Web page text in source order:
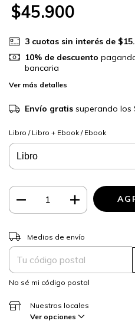
$45.900
3 cuotas sin interés de
10% de descuento
bancaria
Ver más detalles
Envío gratis superando los
Libro / Libro + Ebook / Ebook
Entregas para el CP:
Medios de envío
No sé mi código postal
Nuestros locales
Ver opciones